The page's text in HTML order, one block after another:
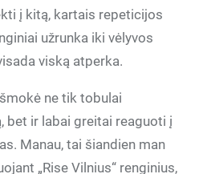
į kitą, kartais repeticijos
užrunka iki vėlyvos
viską atperka.
ne tik tobulai
bet ir labai greitai reaguoti į
Manau, tai šiandien man
„Rise Vilnius“ renginius,